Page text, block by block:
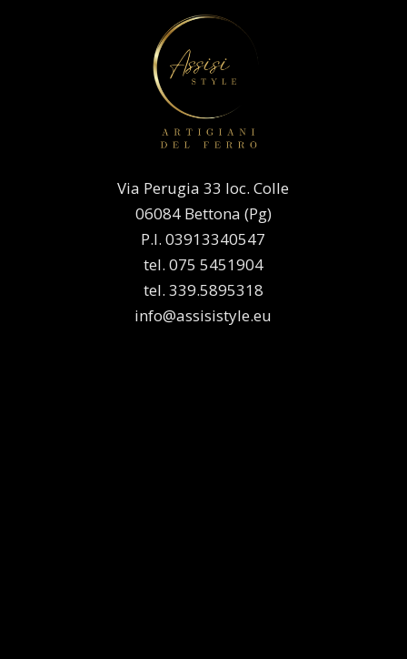
Via Perugia 33 loc. Colle
06084 Bettona (Pg)
P.I. 03913340547
tel. 075 5451904
tel. 339.5895318
info@assisistyle.eu